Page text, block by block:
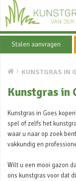
Stalen aanvragen
KUNSTGRAS IN
Kunstgras in
Kunstgras in Goes
spel of zelfs het
waar u naar op zoek
vakkundig en
Wilt u een mooi gazon
ons kunstgras voor dat